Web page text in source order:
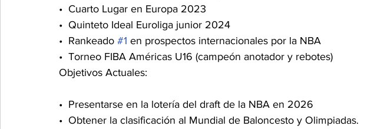
•⁠  ⁠Cuarto Lugar en Europa 2023
•⁠  ⁠Quinteto Ideal Euroliga junior 2024
•⁠  ⁠Rankeado #1 en prospectos internacionales por la NBA
•⁠  ⁠Torneo FIBA Américas U16 (campeón anotador y rebotes)
Objetivos Actuales:
•⁠  ⁠Presentarse en la lotería del draft de la NBA en 2026
•⁠  ⁠Obtener la clasificación al Mundial de Baloncesto y Olimpiadas.